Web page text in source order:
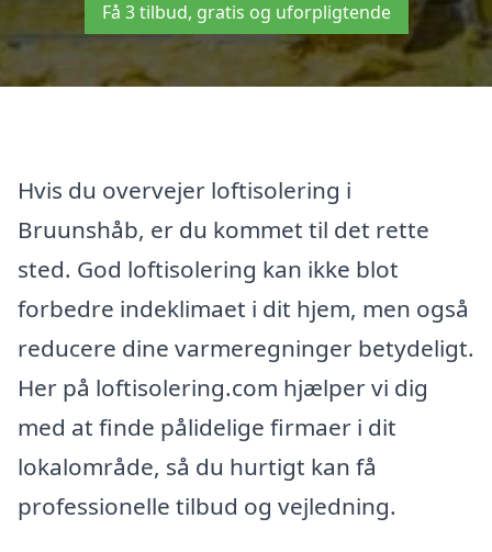
Få 3 tilbud, gratis og uforpligtende
Hvis du overvejer loftisolering i
Bruunshåb, er du kommet til det rette
sted. God loftisolering kan ikke blot
forbedre indeklimaet i dit hjem, men også
reducere dine varmeregninger betydeligt.
Her på loftisolering.com hjælper vi dig
med at finde pålidelige firmaer i dit
lokalområde, så du hurtigt kan få
professionelle tilbud og vejledning.